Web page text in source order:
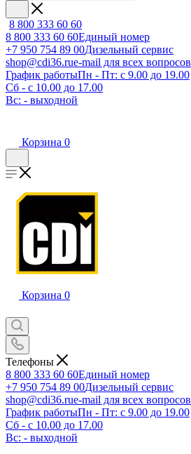
8 800 333 60 60
8 800 333 60 60Единый номер
+7 950 754 89 00Дизельный сервис
shop@cdi36.rue-mail для всех вопросов
График работыПн - Пт: с 9.00 до 19.00
Сб - с 10.00 до 17.00
Вс: - выходной
Корзина 0
Корзина 0
Телефоны
8 800 333 60 60Единый номер
+7 950 754 89 00Дизельный сервис
shop@cdi36.rue-mail для всех вопросов
График работыПн - Пт: с 9.00 до 19.00
Сб - с 10.00 до 17.00
Вс: - выходной